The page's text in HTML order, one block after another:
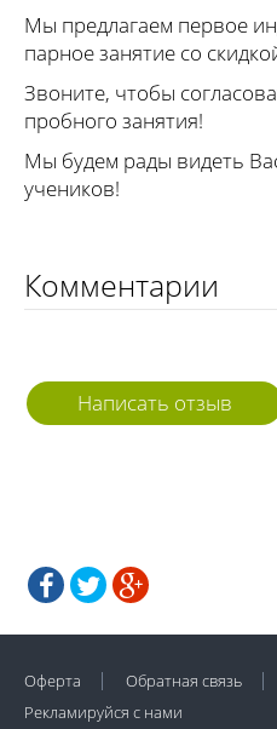
Мы предлагаем первое
парное занятие со
Звоните, чтобы
пробного занятия!
Мы будем рады видеть
учеников!
Комментарии
Написать отзыв
Оферта Обратная связь
Рекламируйся с нами